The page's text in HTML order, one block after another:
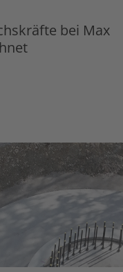
bei Max